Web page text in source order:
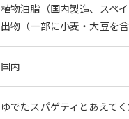
植物油脂（国内製造、スペ
出物（一部に小麦・大豆を含
国内
ゆでたスパゲティとあえてく